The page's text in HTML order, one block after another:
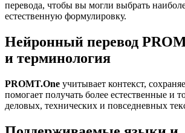
перевода, чтобы вы могли выбрать
естественную формулировку.
Нейронный перевод
и терминология
PROMT.One учитывает контекст,
помогает получать более естественные и
деловых, технических и повседневных